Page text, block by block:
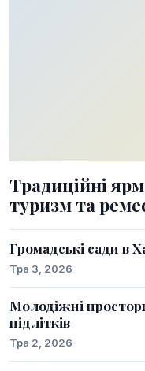
Традиційні
туризм та
Громадські сади в
Тра 3, 2026
Молодіжні
підлітків
Тра 2, 2026